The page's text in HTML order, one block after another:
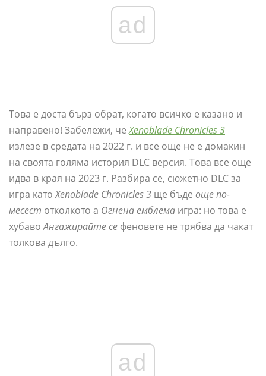
ad
Това е доста бърз обрат, когато всичко е казано и
направено! Забележи, чеXenoblade Chronicles 3
излезе в средата на 2022 г. и все още не е домакин
на своята голяма история DLC версия. Това все още
идва в края на 2023 г. Разбира се, сюжетно DLC за
игра катоXenoblade Chronicles 3 ще бъде още по-
месест отколкото а Огнена емблема игра: но това е
хубавоАнгажирайте се феновете не трябва да чакат
толкова дълго.
ad